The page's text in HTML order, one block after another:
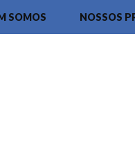
SOMOS NOSSOS